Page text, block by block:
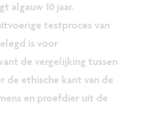
algauw 10 jaar.
testproces van
is voor
de vergelijking tussen
de ethische kant van de
en proefdier uit de